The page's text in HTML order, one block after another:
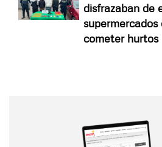
disfrazaban de
cometer hurtos